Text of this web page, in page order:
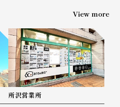
View more
所沢営業所